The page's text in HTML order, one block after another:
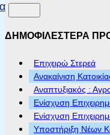
ΔΗΜΟΦΙΛΕΣΤΕΡΑ
Επιχειρώ Στερεά
Ανακαίνιση
Αναπτυξιακός :
Ενίσχυση
Ενίσχυση
Υποστήριξη Νέων